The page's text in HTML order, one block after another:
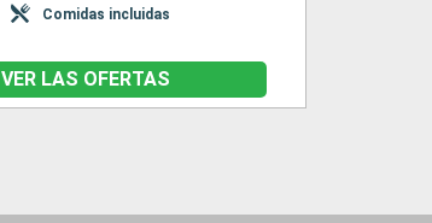
Comidas incluidas
VER LAS OFERTAS